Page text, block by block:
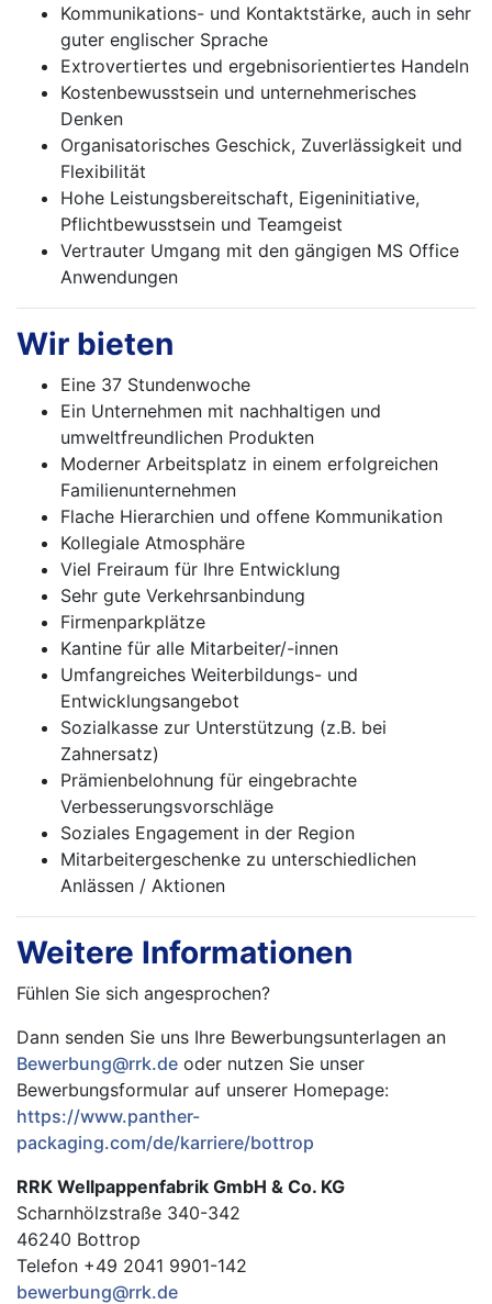
Kommunikations- und Kontaktstärke, auch in sehr
guter englischer Sprache
Extrovertiertes und ergebnisorientiertes Handeln
Kostenbewusstsein und unternehmerisches
Denken
Organisatorisches Geschick, Zuverlässigkeit und
Flexibilität
Hohe Leistungsbereitschaft, Eigeninitiative,
Pflichtbewusstsein und Teamgeist
Vertrauter Umgang mit den gängigen MS Office
Anwendungen
Wir bieten
Eine 37 Stundenwoche
Ein Unternehmen mit nachhaltigen und
umweltfreundlichen Produkten
Moderner Arbeitsplatz in einem erfolgreichen
Familienunternehmen
Flache Hierarchien und offene Kommunikation
Kollegiale Atmosphäre
Viel Freiraum für Ihre Entwicklung
Sehr gute Verkehrsanbindung
Firmenparkplätze
Kantine für alle Mitarbeiter/-innen
Umfangreiches Weiterbildungs- und
Entwicklungsangebot
Sozialkasse zur Unterstützung (z.B. bei
Zahnersatz)
Prämienbelohnung für eingebrachte
Verbesserungsvorschläge
Soziales Engagement in der Region
Mitarbeitergeschenke zu unterschiedlichen
Anlässen / Aktionen
Weitere Informationen
Fühlen Sie sich angesprochen?
Dann senden Sie uns Ihre Bewerbungsunterlagen an
Bewerbung@rrk.de oder nutzen Sie unser
Bewerbungsformular auf unserer Homepage:
https://www.panther-
packaging.com/de/karriere/bottrop
RRK Wellpappenfabrik GmbH & Co. KG
Scharnhölzstraße 340-342
46240 Bottrop
Telefon +49 2041 9901-142
bewerbung@rrk.de